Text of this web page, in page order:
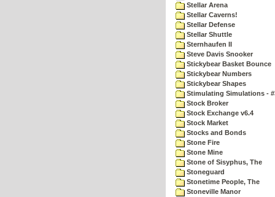
Stellar Arena
Stellar Caverns!
Stellar Defense
Stellar Shuttle
Sternhaufen II
Steve Davis Snooker
Stickybear Basket Bounce
Stickybear Numbers
Stickybear Shapes
Stimulating Simulations -
Stock Broker
Stock Exchange v6.4
Stock Market
Stocks and Bonds
Stone Fire
Stone Mine
Stone of Sisyphus, The
Stoneguard
Stonetime People, The
Stoneville Manor